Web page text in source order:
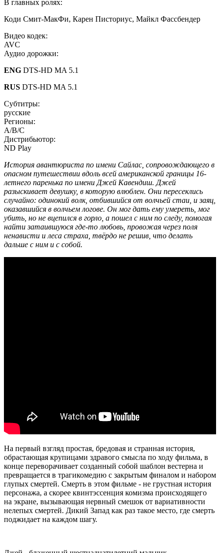
В главных ролях:
Коди Смит-МакФи, Карен Писториус, Майкл Фассбендер
Видео кодек:
AVC
Аудио дорожки:
ENG DTS-HD MA 5.1
RUS DTS-HD MA 5.1
Субтитры:
русские
Регионы:
A/B/C
Дистрибьютор:
ND Play
История авантюриста по имени Сайлас, сопровождающего в
опасном путешествии вдоль всей американской границы 16-
летнего паренька по имени Джей Кавендиш. Джей
разыскивает девушку, в которую влюблен. Они пересеклись
случайно: одинокий волк, отбившийся от волчьей стаи, и заяц,
оказавшийся в волчьем логове. Он мог дать ему умереть, мог
убить, но не вцепился в горло, а пошел с ним по следу, помогая
найти затаившуюся где-то любовь, провожая через поля
ненависти и леса страха, твёрдо не решив, что делать
дальше с ним и с собой.
На первый взгляд простая, бредовая и странная история,
обрастающая крупицами здравого смысла по ходу фильма, в
конце переворачивает созданный собой шаблон вестерна и
превращается в трагикомедию с закрытым финалом и набором
глупых смертей. Смерть в этом фильме - не грустная история
персонажа, а скорее квинтэссенция комизма происходящего
на экране, вызывающая нервный смешок от вариативности
нелепых смертей. Дикий Запад как раз такое место, где смерть
поджидает на каждом шагу.